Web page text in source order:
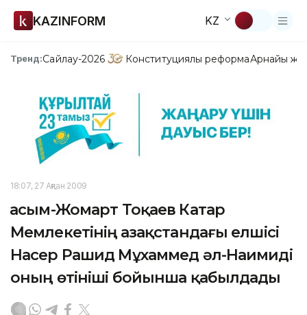
KAZINFORM KZ
Тренд:Сайлау-2026 Конституциялық реформаАрнайы
18:07, 27 Ақпан 2009
Қасым-Жомарт Тоқаев Катар
Мемлекетінің Қазақстандағы елшісі
Насер Рашид Мұхаммед әл-Наимиді
оның өтініші бойынша қабылдады